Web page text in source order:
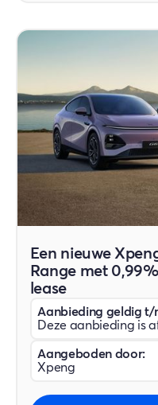
Een nieuwe
Range met
lease
Aanbieding geldig t/
Deze aanbieding is
Aangeboden door:
Xpeng